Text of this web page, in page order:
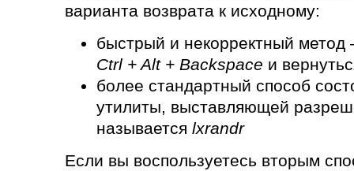
варианта возврата к исходному:
быстрый и некорректный
Ctrl + Alt + Backspace и
более стандартный способ
утилиты, выставляющей
называется lxrandr
Если вы воспользуетесь вторым